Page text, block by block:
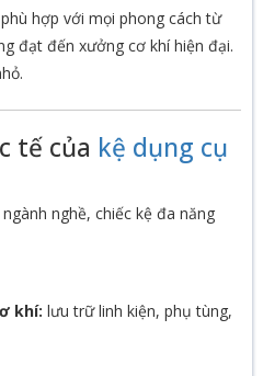
hợp với mọi phong cách từ
đạt đến xưởng cơ khí hiện đại.
tế của kệ dụng cụ
nghề, chiếc kệ đa năng
khí: lưu trữ linh kiện, phụ tùng,